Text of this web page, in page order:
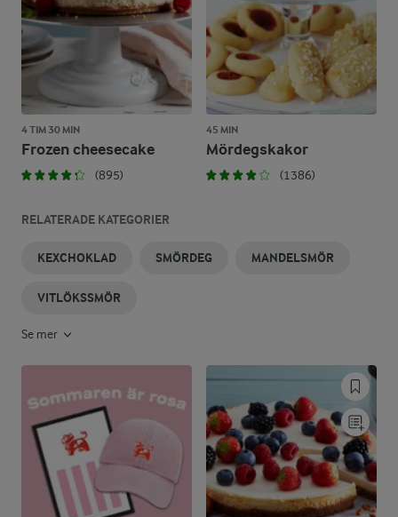
4 TIM 30 MIN
Frozen cheesecake
(895)
45 MIN
Mördegskakor
(1386)
RELATERADE KATEGORIER
KEXCHOKLAD SMÖRDEG MANDELSMÖR
VITLÖKSSMÖR
Se mer